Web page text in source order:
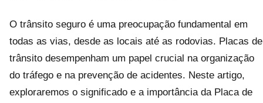
O trânsito seguro é uma preocupação fundamental em
todas as vias, desde as locais até as rodovias. Placas de
trânsito desempenham um papel crucial na organização
do tráfego e na prevenção de acidentes. Neste artigo,
exploraremos o significado e a importância da Placa de